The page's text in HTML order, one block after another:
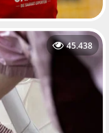
45.438